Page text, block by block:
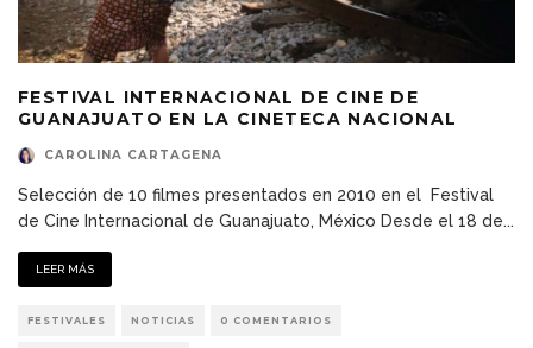
FESTIVAL INTERNACIONAL DE CINE DE
GUANAJUATO EN LA CINETECA NACIONAL
CAROLINA CARTAGENA
Selección de 10 filmes presentados en 2010 en el Festival
de Cine Internacional de Guanajuato, México Desde el 18 de...
LEER MÁS
FESTIVALES NOTICIAS 0 COMENTARIOS